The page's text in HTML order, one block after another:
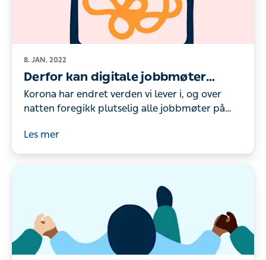
8. JAN. 2022
Derfor kan digitale jobbmøter
tappe deg for energi
Korona har endret verden vi lever i, og over
natten foregikk plutselig alle jobbmøter på
møter gjøre med oss?
Les mer